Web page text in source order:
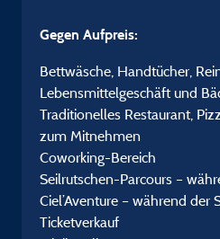
Gegen Aufpreis:
Bettwäsche, Handtücher,
Lebensmittelgeschäft und
Traditionelles Restaurant,
zum Mitnehmen
Coworking-Bereich
Seilrutschen-Parcours –
Ciel’Aventure – während der
Ticketverkauf